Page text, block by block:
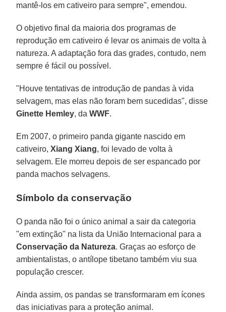
mantê-los em cativeiro para sempre", emendou.
O objetivo final da maioria dos programas de
reprodução em cativeiro é levar os animais de volta à
natureza. A adaptação fora das grades, contudo, nem
sempre é fácil ou possível.
"Houve tentativas de introdução de pandas à vida
selvagem, mas elas não foram bem sucedidas", disse
Ginette Hemley, daWWF.
Em 2007, o primeiro panda gigante nascido em
cativeiro,Xiang Xiang, foi levado de volta à
selvagem. Ele morreu depois de ser espancado por
panda machos selvagens.
Símbolo da conservação
O panda não foi o único animal a sair da categoria
"em extinção" na lista da União Internacional para a
Conservação da Natureza. Graças ao esforço de
ambientalistas, o antílope tibetano também viu sua
população crescer.
Ainda assim, os pandas se transformaram em ícones
das iniciativas para a proteção animal.